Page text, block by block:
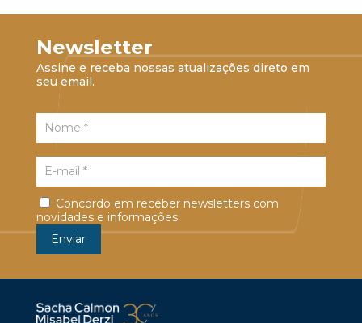
Newsletter
Assine e receba nossas atualizações direto em
seu email.
Concordo em receber newsletters com
novidades e informações.